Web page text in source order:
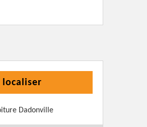
localiser
Dadonville